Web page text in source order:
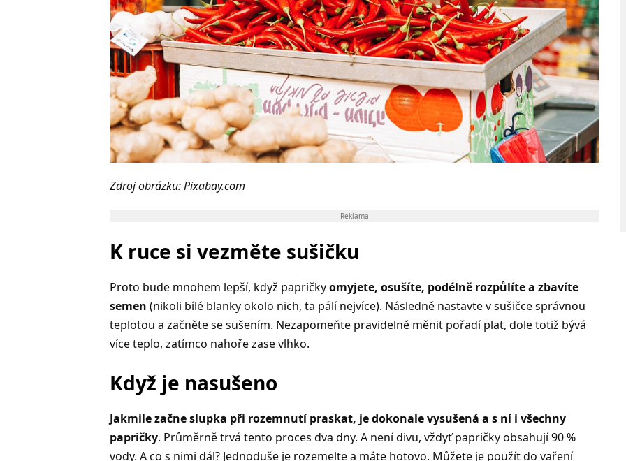
Zdroj obrázku: Pixabay.com
Reklama
K ruce si vezměte sušičku
Proto bude mnohem lepší, když papričkyomyjete, osušíte, podélně rozpůlíte a zbavíte
semen (nikoli bílé blanky okolo nich, ta pálí nejvíce). Následně nastavte v sušičce správnou
teplotou a začněte se sušením. Nezapomeňte pravidelně měnit pořadí plat, dole totiž bývá
více teplo, zatímco nahoře zase vlhko.
Když je nasušeno
Jakmile začne slupka při rozemnutí praskat, je dokonale vysušená a s ní i všechny
papričky. Průměrně trvá tento proces dva dny. A není divu, vždyť papričky obsahují 90 %
vody. A co s nimi dál? Jednoduše je rozemelte a máte hotovo. Můžete je použít do vaření